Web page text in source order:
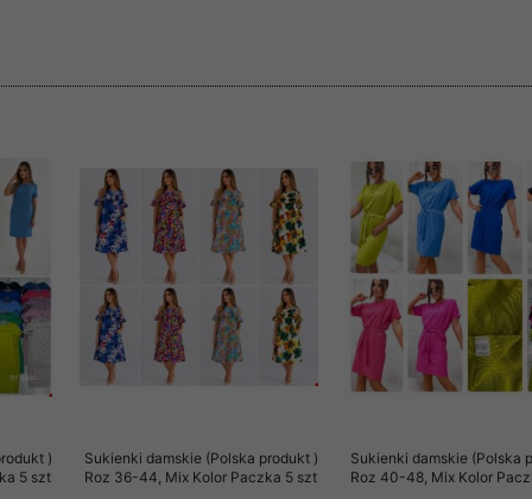
)
5 szt
Sukienki damskie (Polska produkt )
Roz 36-44, Mix Kolor Paczka 5 szt
Sukienki damskie (Polska
Roz 40-48, Mix Kolor
wycofanie zgody nie
oraz usunięcia
zautomatyzowanemu
Twoich
osobowych.